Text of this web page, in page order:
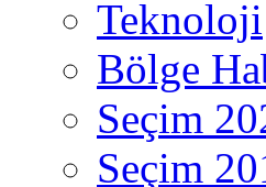
Teknoloji
Bölge
Seçim
Seçim